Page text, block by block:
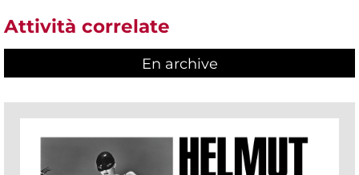
Attività correlate
En archive